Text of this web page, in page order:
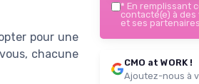
pour une
chacune
* En remplissant
contacté(e) à des
et ses
CMO at WORK !
Ajoutez-nous à